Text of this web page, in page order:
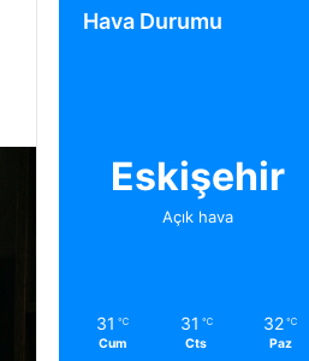
Hava Durumu
Eskişehir
Açık hava
31 ℃
Cum
31 ℃
Cts
32 ℃
Paz